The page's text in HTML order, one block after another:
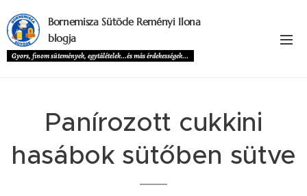
Bornemisza Sütöde Reményi Ilona
blogja
Gyors, finom sütemények, egytálételek...és más érdekességek...
Panírozott cukkini
hasábok sütőben sütve